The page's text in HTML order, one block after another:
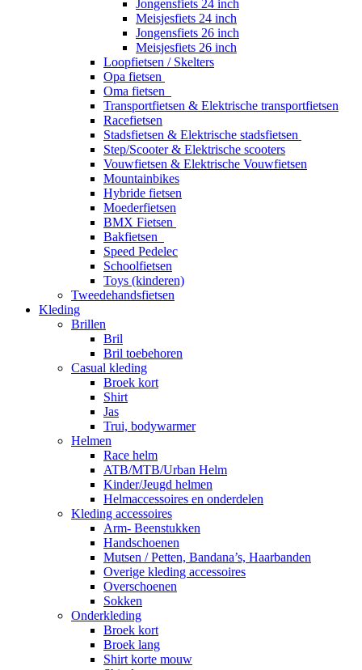
Jongensfiets 24 inch
Meisjesfiets 24 inch
Jongensfiets 26 inch
Meisjesfiets 26 inch
Loopfietsen / Skelters
Opa fietsen
Oma fietsen
Transportfietsen & Elektrische transportfietsen
Racefietsen
Stadsfietsen & Elektrische stadsfietsen
Step/Scooter & Elektrische scooters
Vouwfietsen & Elektrische Vouwfietsen
Mountainbikes
Hybride fietsen
Moederfietsen
BMX Fietsen
Bakfietsen
Speed Pedelec
Schoolfietsen
Toys (kinderen)
Tweedehandsfietsen
Kleding
Brillen
Bril
Bril toebehoren
Casual kleding
Broek kort
Shirt
Jas
Trui, bodywarmer
Helmen
Race helm
ATB/MTB/Urban Helm
Kinder/Jeugd helmen
Helmaccessoires en onderdelen
Kleding accessoires
Arm- Beenstukken
Handschoenen
Mutsen / Petten, Bandana’s, Haarbanden
Overige kleding accessoires
Overschoenen
Sokken
Onderkleding
Broek kort
Broek lang
Shirt korte mouw